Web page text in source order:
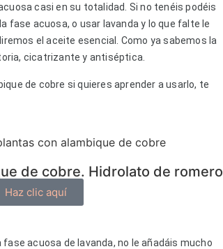
casi en su totalidad. Si no tenéis podéis
fase acuosa, o usar lavanda y lo que falte le
el aceite esencial. Como ya sabemos la
cicatrizante y antiséptica.
de cobre si quieres aprender a usarlo, te
de cobre. Hidrolato de romero
Haz clic aquí
acuosa de lavanda, no le añadáis mucho